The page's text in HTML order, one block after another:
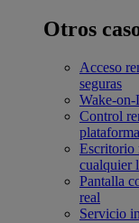
Otros
Acceso
seguras
Wake-
Control
plataforma
Escritorio
cualquier
Pantalla
real
Servicio